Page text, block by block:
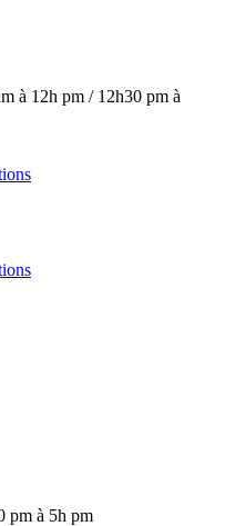
à 12h pm / 12h30 pm à
pm à 5h pm